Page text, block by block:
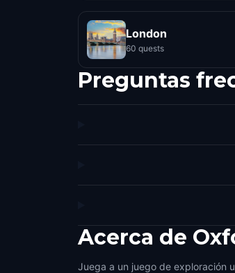
London
60 quests
Preguntas
Acerca de
Juega a un juego de exploración